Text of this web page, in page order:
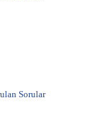
Sorular